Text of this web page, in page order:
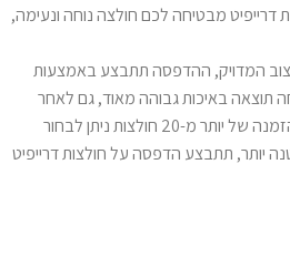
דרייפיט מבטיחה לכם חולצה נוחה ונעימה,
המדויק, ההדפסה תתבצע באמצעות
תוצאה באיכות גבוהה מאוד, גם לאחר
שימוש תדיר במכונת הכביסה. בהזמנה של יותר מ-20 חולצות ניתן לבחור
יותר, תתבצע הדפסה על חולצות דרייפיט